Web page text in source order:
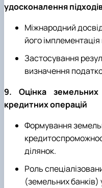
удосконалення
Міжнародний
його імплементація
Застосування
визначення
9. Оцінка земельних
кредитних операцій
Формування
ділянок.
Роль
(земельних банків)